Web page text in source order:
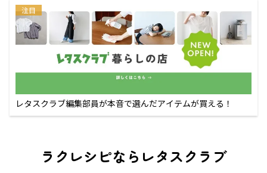
注目
レタスクラブ編集部員が本音で選んだアイテムが買える！
ラクレシピならレタスクラブ